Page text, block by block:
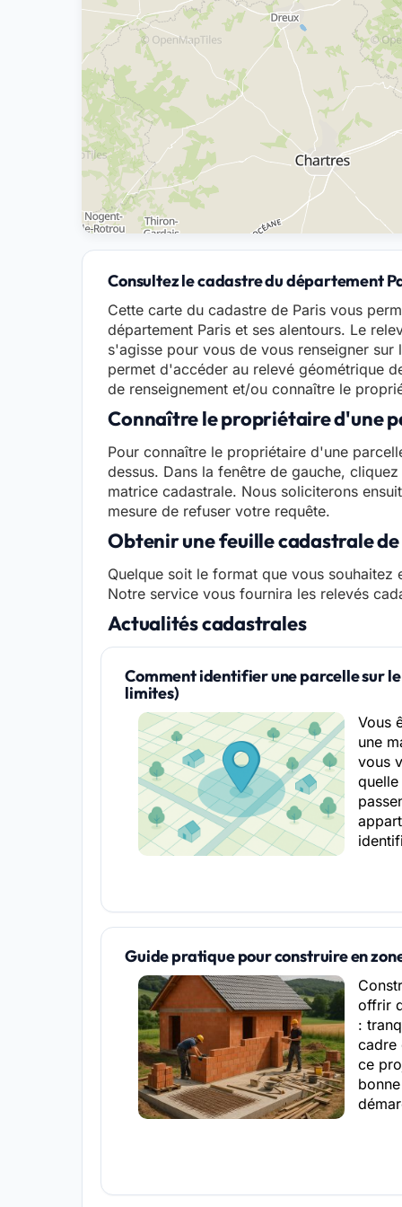
Consultez le cadastre du département
Cette carte du cadastre de Paris vous
département Paris et ses alentours. Le
s'agisse pour vous de vous renseigner
permet d'accéder au relevé géométrique
de renseignement et/ou connaître le
Connaître le propriétaire d'une
Pour connaître le propriétaire d'une
dessus. Dans la fenêtre de gauche,
matrice cadastrale. Nous soliciterons
mesure de refuser votre requête.
Obtenir une feuille cadastrale
Quelque soit le format que vous
Notre service vous fournira les relevés
Actualités cadastrales
Comment identifier une parcelle sur
limites)
Vous
une
vous
Guide pratique pour construire en
offrir
:
cadre
ce